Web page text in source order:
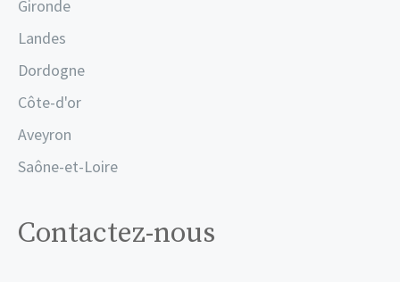
Gironde
Landes
Dordogne
Côte-d'or
Aveyron
Saône-et-Loire
Contactez-nous